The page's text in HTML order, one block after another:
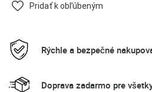
Pridať k obľúbeným
Rýchle a bezpečné
Doprava zadarmo pre